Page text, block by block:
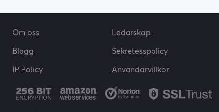
Om oss
Ledarskap
Blogg
Sekretesspolicy
IP Policy
Användarvillkor